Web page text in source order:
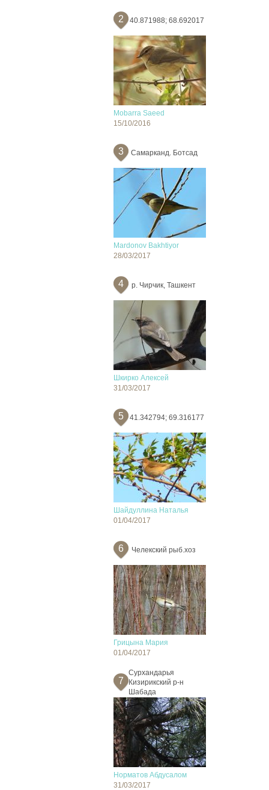
2 40.871988; 68.692017
Mobarra Saeed
15/10/2016
3 Самарканд. Ботсад
Mardonov Bakhtiyor
28/03/2017
4 р. Чирчик, Ташкент
Шкирко Алексей
31/03/2017
5 41.342794; 69.316177
Шайдуллина Наталья
01/04/2017
6 Челекский рыб.хоз
Грицына Мария
01/04/2017
7
Сурхандарья
Кизирикский р-н
Шабада
Норматов Абдусалом
31/03/2017